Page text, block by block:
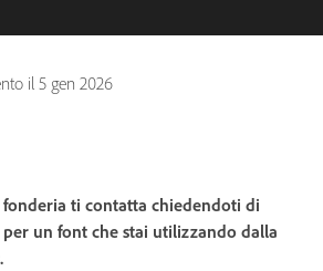
il 5 gen 2026
fonderia ti contatta chiedendoti di
un font che stai utilizzando dalla